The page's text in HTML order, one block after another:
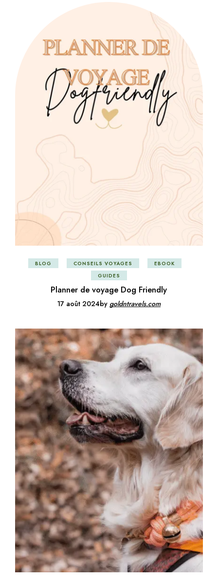
BLOG CONSEILS VOYAGES
EBOOK
GUIDES
Planner de voyage Dog Friendly
17 août 2024by goldntravels.com